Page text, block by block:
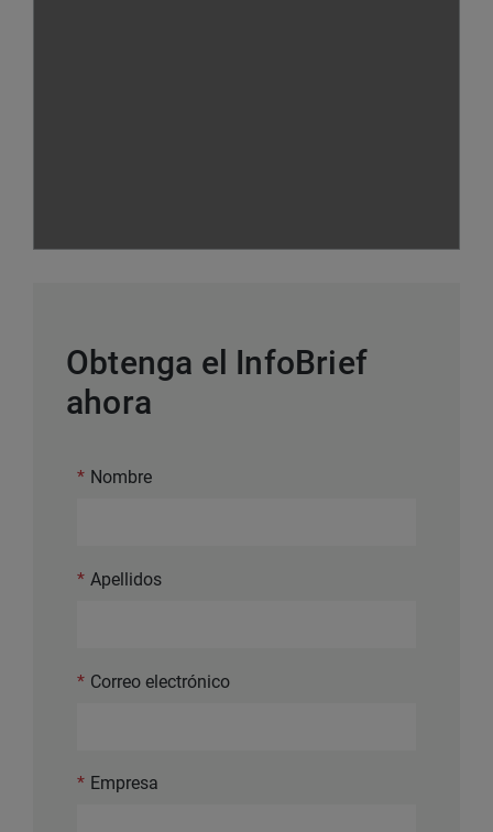
Obtenga el InfoBrief
ahora
* Nombre
* Apellidos
* Correo electrónico
* Empresa